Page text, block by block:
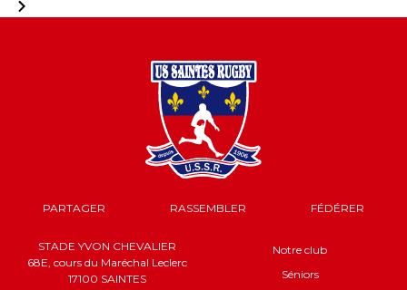
PARTAGER RASSEMBLER FÉDÉRER
STADE YVON CHEVALIER
68E, cours du Maréchal Leclerc
17100 SAINTES
Notre club
Séniors